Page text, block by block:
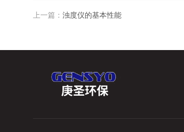
上一篇：浊度仪的基本性能